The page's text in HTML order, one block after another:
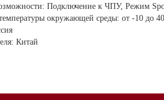
Подключение к ЧПУ, Режим
окружающей среды: от -10 до
Китай